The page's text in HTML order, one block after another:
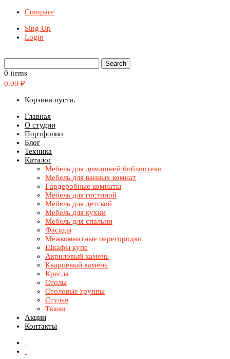
Compare
Sing Up
Login
0 items
0.00 ₽
Корзина пуста.
Главная
О студии
Портфолио
Блог
Техника
Каталог
Мебель для домашней библиотеки
Мебель для ванных комнат
Гардеробные комнаты
Мебель для гостиной
Мебель для детской
Мебель для кухни
Мебель для спальни
Фасады
Межкомнатные перегородки
Шкафы купе
Акриловый камень
Кварцевый камень
Кресла
Столы
Столовые группы
Стулья
Ткани
Акции
Контакты